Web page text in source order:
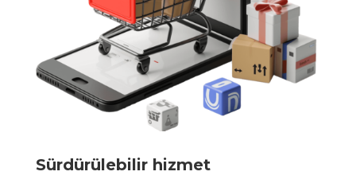
Sürdürülebilir hizmet